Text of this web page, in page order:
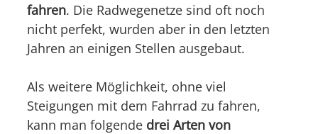
fahren. Die Radwegenetze sind oft noch
nicht perfekt, wurden aber in den letzten
Jahren an einigen Stellen ausgebaut.
Als weitere Möglichkeit, ohne viel
Steigungen mit dem Fahrrad zu fahren,
kann man folgende drei Arten von